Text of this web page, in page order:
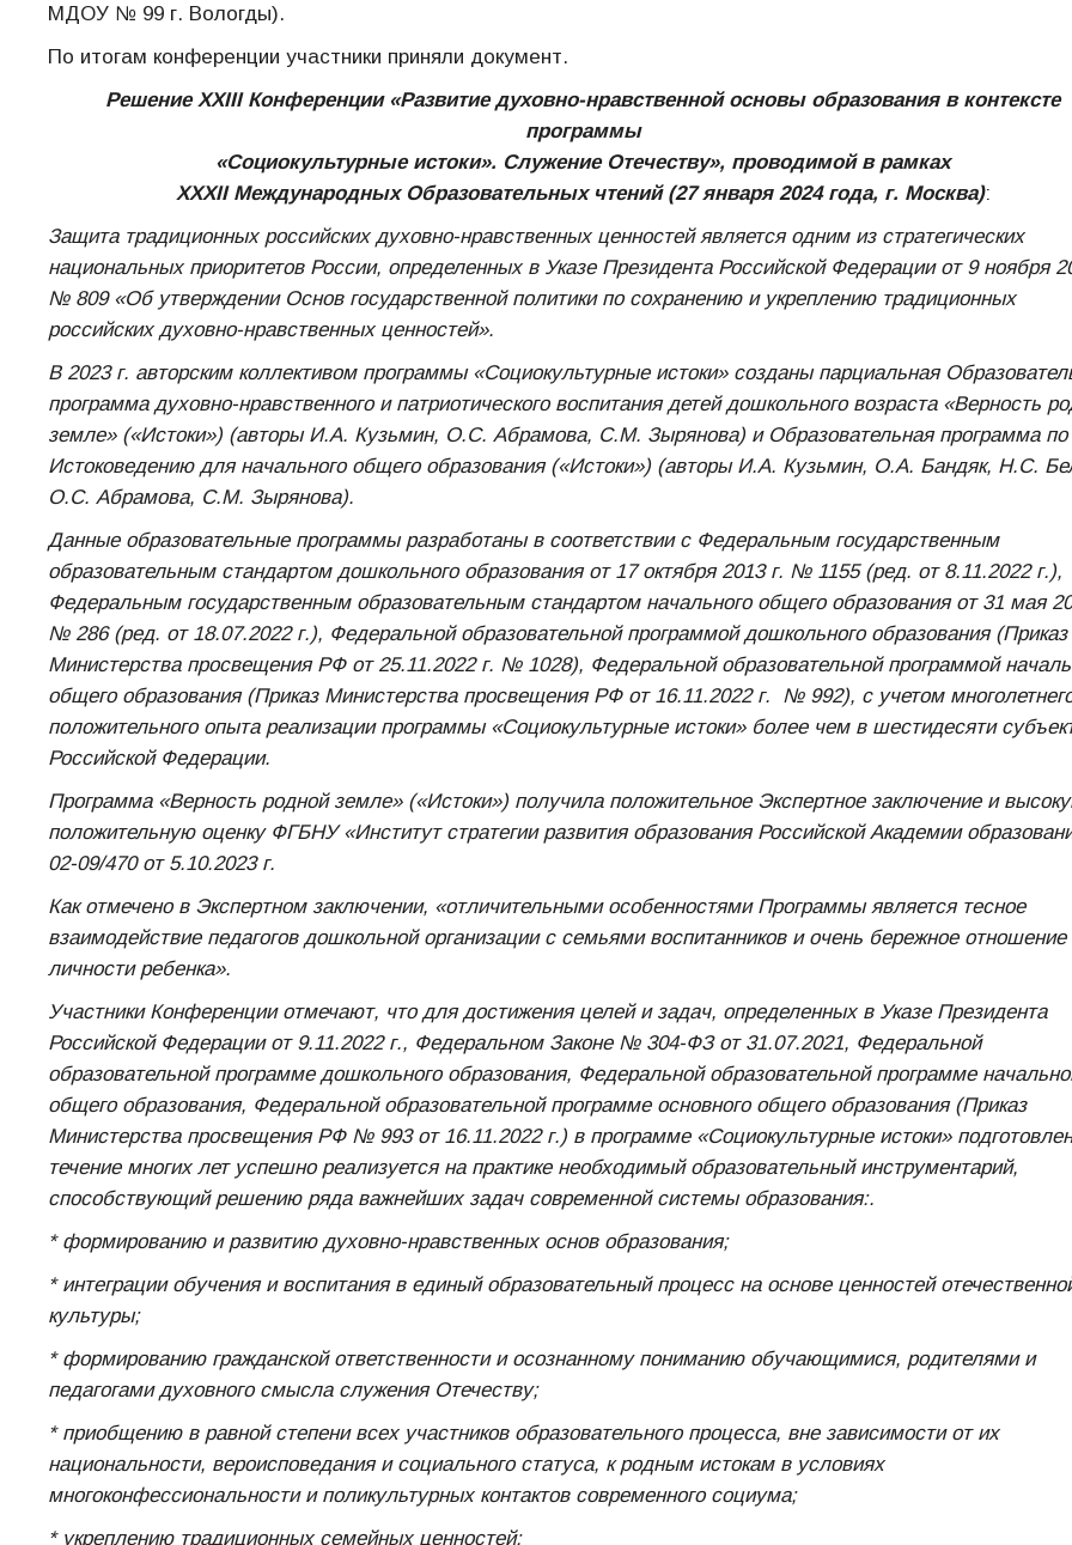
МДОУ № 99 г. Вологды).
По итогам конференции участники приняли документ.
РешениеXXIII Конференции «Развитие духовно-нравственной основы образования в контексте
программы
«Социокультурные истоки». Служение Отечеству», проводимой в рамках
XXXII Международных Образовательных чтений (27 января 2024 года, г. Москва):
Защита традиционных российских духовно-нравственных ценностей является одним из стратегических
национальных приоритетов России, определенных в Указе Президента Российской Федерации от 9 ноября
№ 809 «Об утверждении Основ государственной политики по сохранению и укреплению традиционных
российских духовно-нравственных ценностей».
В 2023 г. авторским коллективом программы «Социокультурные истоки» созданы парциальная
программа духовно-нравственного и патриотического воспитания детей дошкольного возраста «Верность
земле» («Истоки») (авторы И.А. Кузьмин, О.С. Абрамова, С.М. Зырянова) и Образовательная программа по
Истоковедению для начального общего образования («Истоки») (авторы И.А. Кузьмин, О.А. Бандяк, Н.С.
О.С. Абрамова, С.М. Зырянова).
Данные образовательные программы разработаны в соответствии с Федеральным государственным
образовательным стандартом дошкольного образования от 17 октября 2013 г. № 1155 (ред. от 8.11.2022 г.),
Федеральным государственным образовательным стандартом начального общего образования от 31 мая
№ 286 (ред. от 18.07.2022 г.), Федеральной образовательной программой дошкольного образования (Приказ
Министерства просвещения РФ от 25.11.2022 г. № 1028), Федеральной образовательной программой
общего образования (Приказ Министерства просвещения РФ от 16.11.2022 г. № 992), с учетом
положительного опыта реализации программы «Социокультурные истоки» более чем в шестидесяти
Российской Федерации.
Программа «Верность родной земле» («Истоки») получила положительное Экспертное заключение и
положительную оценку ФГБНУ «Институт стратегии развития образования Российской Академии
02-09/470 от 5.10.2023 г.
Как отмечено в Экспертном заключении, «отличительными особенностями Программы является тесное
взаимодействие педагогов дошкольной организации с семьями воспитанников и очень бережное отношение
личности ребенка».
Участники Конференции отмечают, что для достижения целей и задач, определенных в Указе Президента
Российской Федерации от 9.11.2022 г., Федеральном Законе № 304-ФЗ от 31.07.2021, Федеральной
образовательной программе дошкольного образования, Федеральной образовательной программе
общего образования, Федеральной образовательной программе основного общего образования (Приказ
Министерства просвещения РФ № 993 от 16.11.2022 г.) в программе «Социокультурные истоки»
течение многих лет успешно реализуется на практике необходимый образовательный инструментарий,
способствующий решению ряда важнейших задач современной системы образования:.
* формированию и развитию духовно-нравственных основ образования;
* интеграции обучения и воспитания в единый образовательный процесс на основе ценностей
культуры;
* формированию гражданской ответственности и осознанному пониманию обучающимися, родителями и
педагогами духовного смысла служения Отечеству;
* приобщению в равной степени всех участников образовательного процесса, вне зависимости от их
национальности, вероисповедания и социального статуса, к родным истокам в условиях
многоконфессиональности и поликультурных контактов современного социума;
* укреплению традиционных семейных ценностей;